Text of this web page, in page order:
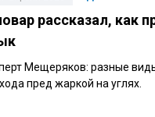
рассказал, как
Мещеряков: разные
пред жаркой на углях.